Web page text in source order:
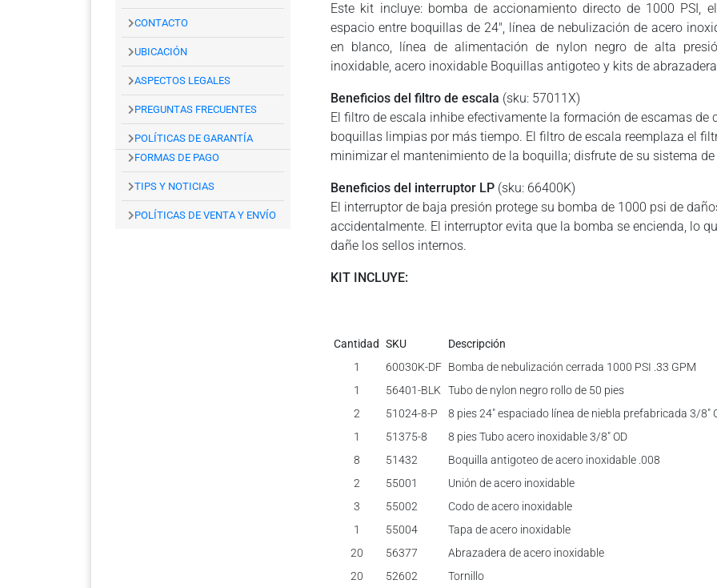
CONTACTO
UBICACIÓN
ASPECTOS LEGALES
PREGUNTAS FRECUENTES
POLÍTICAS DE GARANTÍA
FORMAS DE PAGO
TIPS Y NOTICIAS
POLÍTICAS DE VENTA Y ENVÍO
Este kit incluye: bomba de accionamiento directo de 1000 PSI,
espacio entre boquillas de 24″, línea de nebulización de acero
en blanco, línea de alimentación de nylon negro de alta
inoxidable, acero inoxidable Boquillas antigoteo y kits de
Beneficios del filtro de escala (sku: 57011X)
El filtro de escala inhibe efectivamente la formación de escamas
boquillas limpias por más tiempo. El filtro de escala reemplaza el
minimizar el mantenimiento de la boquilla; disfrute de su sistema
Beneficios del interruptor LP (sku: 66400K)
El interruptor de baja presión protege su bomba de 1000 psi de
accidentalmente. El interruptor evita que la bomba se encienda, lo
dañe los sellos internos.
KIT INCLUYE:
Cantidad SKU
Descripción
1
60030K-DF Bomba de nebulización cerrada 1000 PSI .33 GPM
1
56401-BLK Tubo de nylon negro rollo de 50 pies
2
51024-8-P
8 pies 24″ espaciado línea de niebla prefabricada 3/8″
1
51375-8
8 pies Tubo acero inoxidable 3/8″ OD
8
51432
Boquilla antigoteo de acero inoxidable .008
2
55001
Unión de acero inoxidable
3
55002
Codo de acero inoxidable
1
55004
Tapa de acero inoxidable
20
56377
Abrazadera de acero inoxidable
20
52602
Tornillo